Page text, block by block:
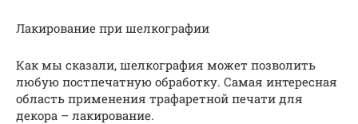
Лакирование при шелкографии
Как мы сказали, шелкография может позволить
любую постпечатную обработку. Самая интересная
область применения трафаретной печати для
декора – лакирование.